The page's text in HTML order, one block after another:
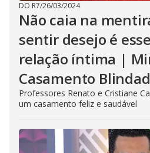
DO R7/26/03/2024
Não caia na
sentir desejo é
relação íntima |
Casamento
Professores Renato e Cristiane
um casamento feliz e saudável